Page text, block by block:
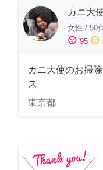
カニ大
女性 / 50
sentiment_satisfied 95 sentiment_neutral
カニ大使のお掃
ス
東京都